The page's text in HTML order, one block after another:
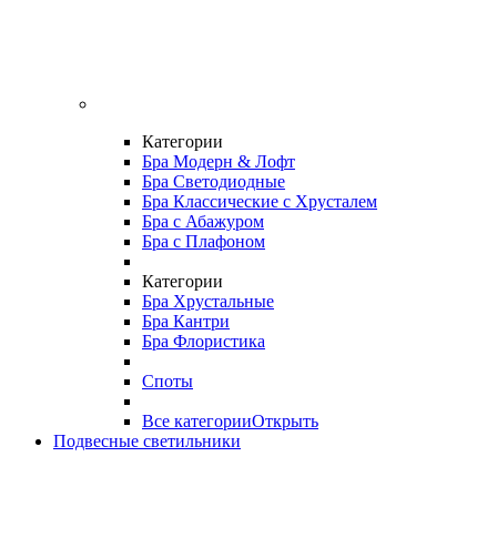
Категории
Бра Модерн & Лофт
Бра Светодиодные
Бра Классические с Хрусталем
Бра с Абажуром
Бра с Плафоном
Категории
Бра Хрустальные
Бра Кантри
Бра Флористика
Споты
Все категорииОткрыть
Подвесные светильники